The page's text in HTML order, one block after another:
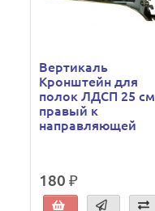
Вертикаль
Кронштейн для
полок ЛДСП 25 см
правый к
направляющей
180 ₽